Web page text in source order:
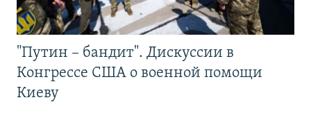
"Путин – бандит". Дискуссии в
Конгрессе США о военной помощи
Киеву